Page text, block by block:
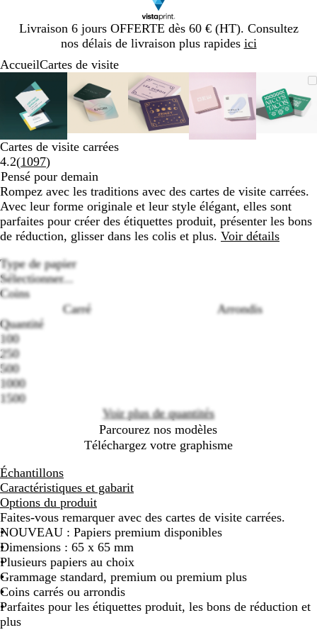
Livraison 6 jours OFFERTE dès 60 € (HT). Consultez
nos délais de livraison plus rapides ici
Diapositive
1
AccueilCartes de visite
Image
zoomable
Zoom
au
minimum
Cliquez
pour
développer
Utilisez
les
touches
plus
et
moins
pour
zoomer
et
les
touches
fléchées
pour
faire
défiler
zoomable
au
minimum
Cliquez
pour
développer
Utilisez
les
touches
plus
et
moins
zoomer
et
les
touches
fléchées
Image
zoomable
Zoom
au
minimum
Cliquez
pour
développer
Utilisez
les
touches
plus
et
les
touches
fléchées
zoomable
au
minimum
pour
développer
les
touches
plus
et
et
les
touches
fléchées
Image
Zoom
au
pour
les
et
les
Diapositive
Cartes de visite carrées
4.2(1097Lire
les
1097
avis
)
Pensé pour demain
Rompez avec les traditions avec des cartes de visite carrées.
Avec leur forme originale et leur style élégant, elles sont
parfaites pour créer des étiquettes produit, présenter les bons
de réduction, glisser dans les colis et plus. Voir détails
Type de papier
Sélectionner...
Coins
Carré
Arrondis
Quantité
100
250
500
1000
1500
Voir plus de quantités
Parcourez nos modèles
Téléchargez votre graphisme
Échantillons
Caractéristiques et gabarit
Options du produit
Faites-vous remarquer avec des cartes de visite carrées.
NOUVEAU : Papiers premium disponibles
Dimensions : 65 x 65 mm
Plusieurs papiers au choix
Grammage standard, premium ou premium plus
Coins carrés ou arrondis
Parfaites pour les étiquettes produit, les bons de réduction et
plus